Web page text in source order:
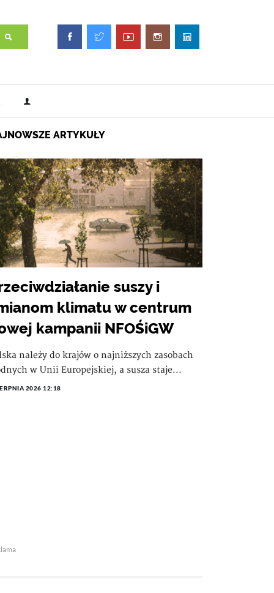
ARTYKUŁY
suszy i
klimatu w centrum
kampanii NFOŚiGW
należy do krajów o najniższych zasobach
w Unii Europejskiej, a susza staje...
2026 12:18